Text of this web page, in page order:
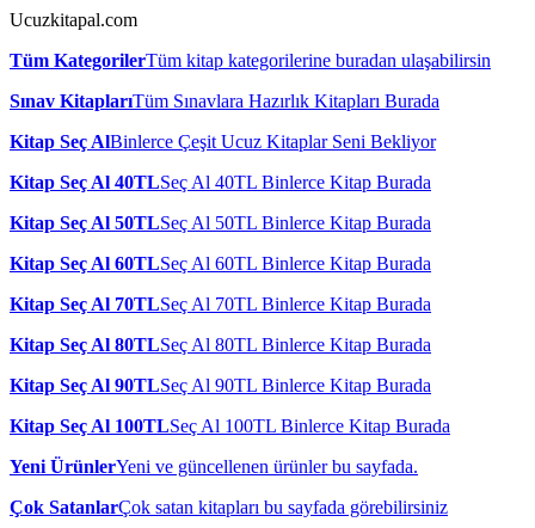
Ucuzkitapal.com
Tüm KategorilerTüm kitap kategorilerine buradan ulaşabilirsin
Sınav KitaplarıTüm Sınavlara Hazırlık Kitapları Burada
Kitap Seç AlBinlerce Çeşit Ucuz Kitaplar Seni Bekliyor
Kitap Seç Al 40TLSeç Al 40TL Binlerce Kitap Burada
Kitap Seç Al 50TLSeç Al 50TL Binlerce Kitap Burada
Kitap Seç Al 60TLSeç Al 60TL Binlerce Kitap Burada
Kitap Seç Al 70TLSeç Al 70TL Binlerce Kitap Burada
Kitap Seç Al 80TLSeç Al 80TL Binlerce Kitap Burada
Kitap Seç Al 90TLSeç Al 90TL Binlerce Kitap Burada
Kitap Seç Al 100TLSeç Al 100TL Binlerce Kitap Burada
Yeni ÜrünlerYeni ve güncellenen ürünler bu sayfada.
Çok SatanlarÇok satan kitapları bu sayfada görebilirsiniz